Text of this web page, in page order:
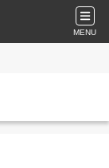
MENU